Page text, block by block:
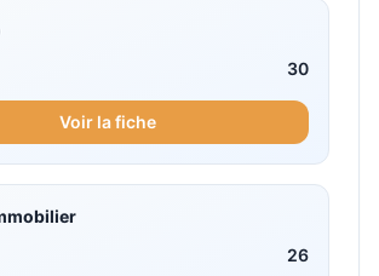
30
Voir la fiche
26